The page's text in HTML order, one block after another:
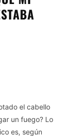
el cabello
un fuego? Lo
es, según